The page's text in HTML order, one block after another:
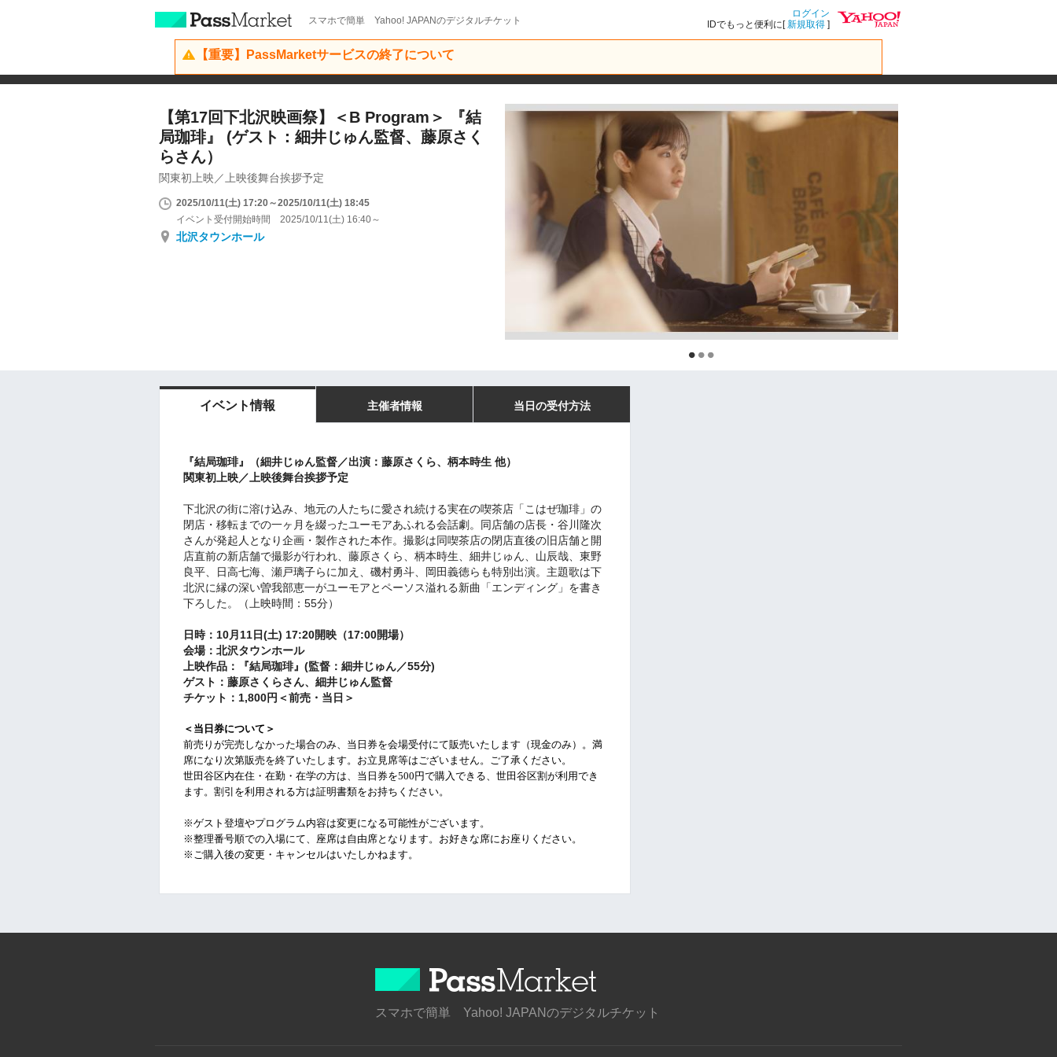
スマホで簡単 Yahoo! JAPANのデジタルチケット
ログイン
IDでもっと便利に[新規取得 ]
【重要】PassMarketサービスの終了について
【第17回下北沢映画祭】＜B Program＞ 『結
局珈琲』 (ゲスト：細井じゅん監督、藤原さく
らさん）
関東初上映／上映後舞台挨拶予定
2025/10/11(土) 17:20～2025/10/11(土) 18:45
イベント受付開始時間 2025/10/11(土) 16:40～
北沢タウンホール
イベント情報 主催者情報 当日の受付方法
『結局珈琲』（細井じゅん監督／出演：藤原さくら、柄本時生 他）
関東初上映／上映後舞台挨拶予定
下北沢の街に溶け込み、地元の人たちに愛され続ける実在の喫茶店「こはぜ珈琲」の
閉店・移転までの一ヶ月を綴ったユーモアあふれる会話劇。同店舗の店長・谷川隆次
さんが発起人となり企画・製作された本作。撮影は同喫茶店の閉店直後の旧店舗と開
店直前の新店舗で撮影が行われ、藤原さくら、柄本時生、細井じゅん、山辰哉、東野
良平、日高七海、瀬戸璃子らに加え、磯村勇斗、岡田義徳らも特別出演。主題歌は下
北沢に縁の深い曽我部恵一がユーモアとペーソス溢れる新曲「エンディング」を書き
下ろした。（上映時間：55分）
日時：10月11日(土) 17:20開映（17:00開場）
会場：北沢タウンホール
上映作品：『結局珈琲』 (監督： 細井じゅん／55分)
ゲスト： 藤原さくらさん、 細井じゅん監督
チケット： 1,800円 ＜前売・当⽇＞
＜当日券について＞
前売りが完売しなかった場合のみ、当日券を会場受付にて販売いたします（現金のみ）。満
席になり次第販売を終了いたします。お立見席等はございません。ご了承ください。
世⽥⾕区内在住・在勤・在学の方は、 当日券を500円で購入できる、世田谷区割が利用でき
ます。割引を利用される方は証明書類をお持ちください。
※ゲスト登壇やプログラム内容は変更になる可能性がございます。
※整理番号順での入場にて、座席は自由席となります。お好きな席にお座りください。
※ご購入後の変更・キャンセルはいたしかねます。
スマホで簡単 Yahoo! JAPANのデジタルチケット